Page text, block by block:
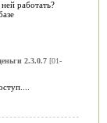
работать?
2.3.0.7[01-